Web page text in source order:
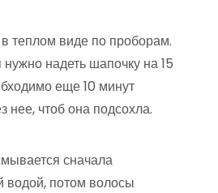
теплом виде по проборам.
надеть шапочку на 15
еще 10 минут
нее, чтоб она подсохла.
сначала
водой, потом волосы